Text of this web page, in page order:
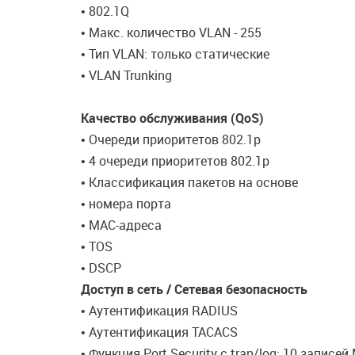
• 802.1Q
• Макс. количество VLAN - 255
• Тип VLAN: только статические
• VLAN Trunking
Качество обслуживания (QoS)
• Очереди приоритетов 802.1p
• 4 очереди приоритетов 802.1p
• Классификация пакетов на основе
• номера порта
• МАС-адреса
• TOS
• DSCP
Доступ в сеть / Сетевая безопасность
• Аутентификация RADIUS
• Аутентификация TACACS